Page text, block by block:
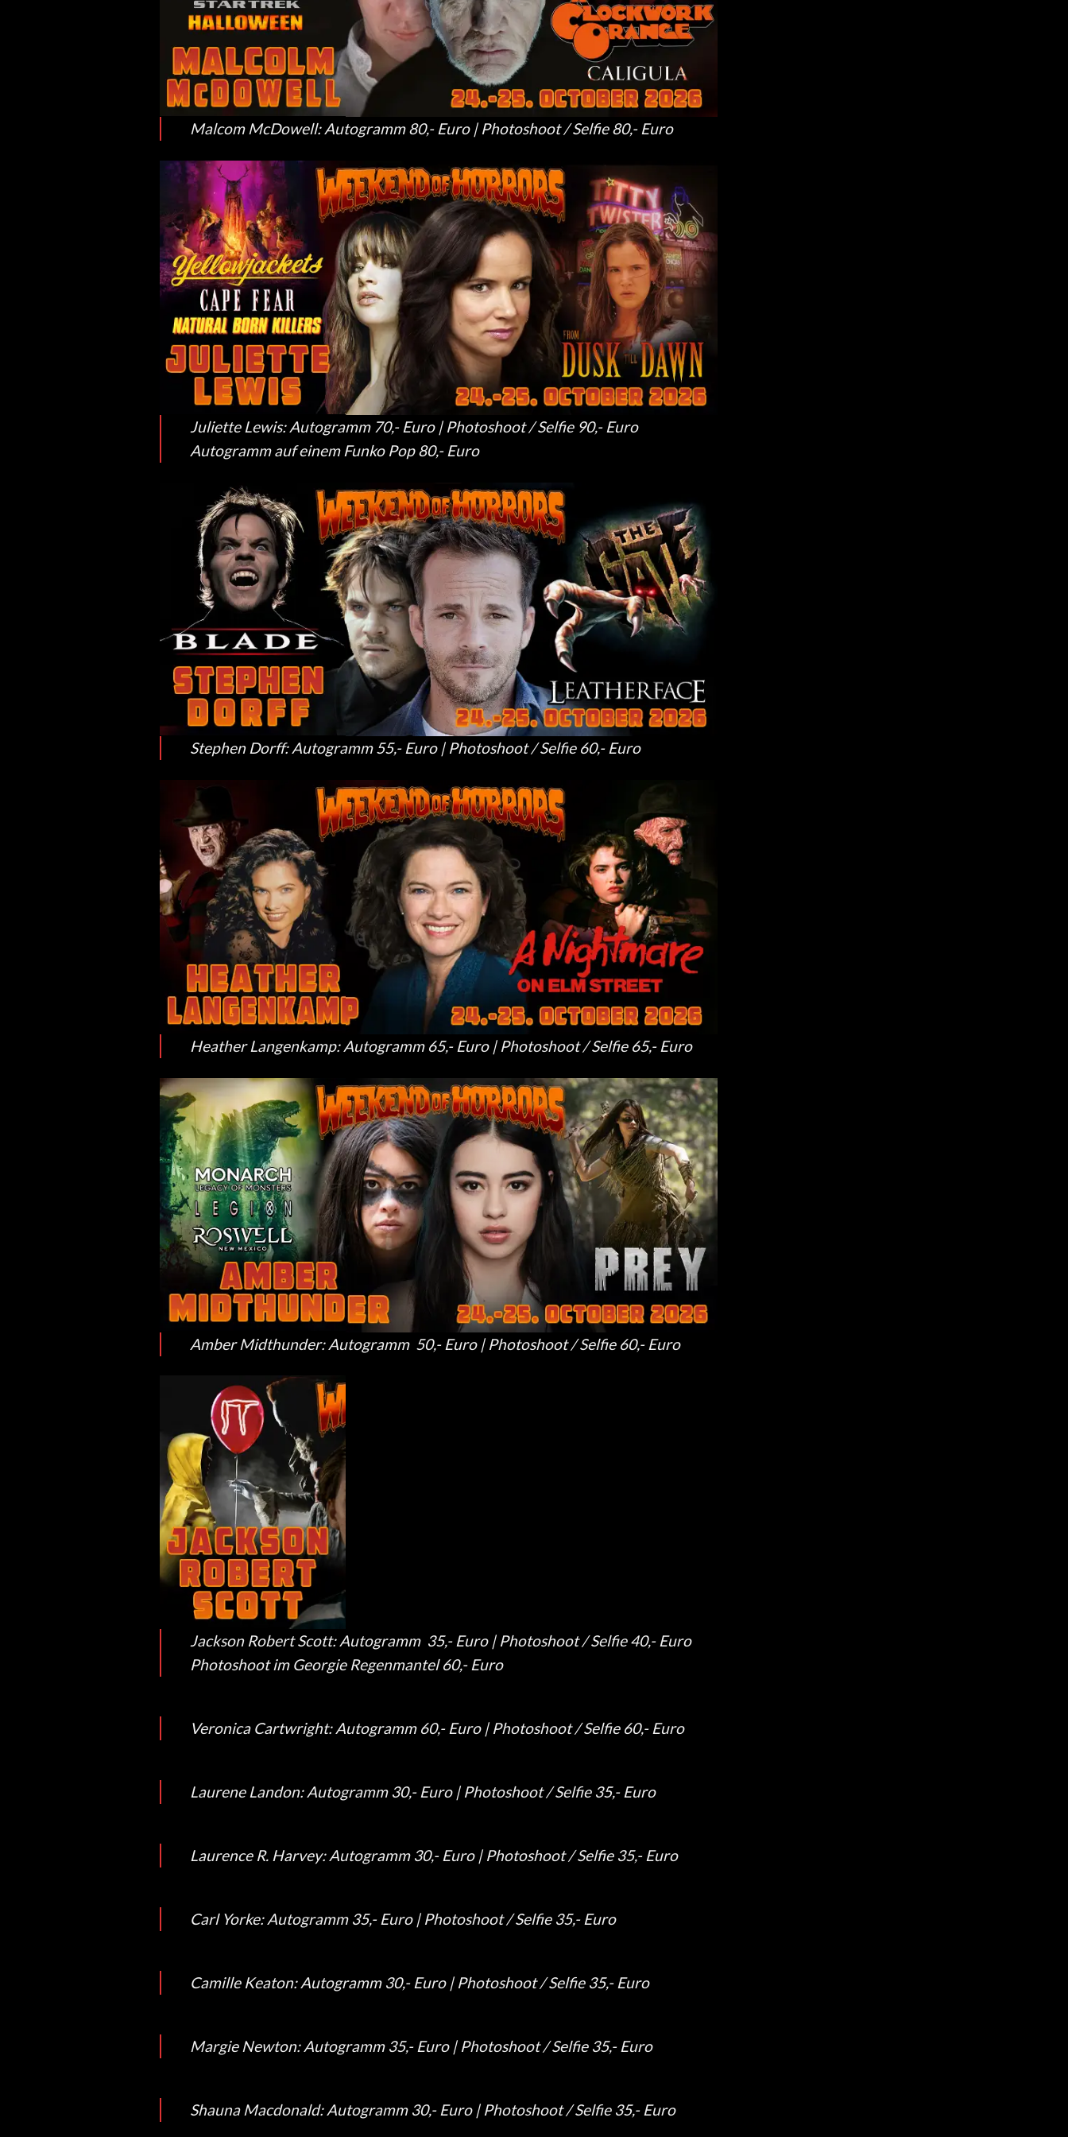
Malcom McDowell: Autogramm 80,- Euro | Photoshoot / Selfie 80,- Euro
Juliette Lewis: Autogramm 70,- Euro | Photoshoot / Selfie 90,- Euro
Autogramm auf einem Funko Pop 80,- Euro
Stephen Dorff: Autogramm 55,- Euro | Photoshoot / Selfie 60,- Euro
Heather Langenkamp: Autogramm 65,- Euro | Photoshoot / Selfie 65,- Euro
Amber Midthunder: Autogramm 50,- Euro | Photoshoot / Selfie 60,- Euro
Jackson Robert Scott: Autogramm 35,- Euro | Photoshoot / Selfie 40,- Euro
Photoshoot im Georgie Regenmantel 60,- Euro
Veronica Cartwright: Autogramm 60,- Euro | Photoshoot / Selfie 60,- Euro
Laurene Landon: Autogramm 30,- Euro | Photoshoot / Selfie 35,- Euro
Laurence R. Harvey: Autogramm 30,- Euro | Photoshoot / Selfie 35,- Euro
Carl Yorke: Autogramm 35,- Euro | Photoshoot / Selfie 35,- Euro
Camille Keaton: Autogramm 30,- Euro | Photoshoot / Selfie 35,- Euro
Margie Newton: Autogramm 35,- Euro | Photoshoot / Selfie 35,- Euro
Shauna Macdonald: Autogramm 30,- Euro | Photoshoot / Selfie 35,- Euro